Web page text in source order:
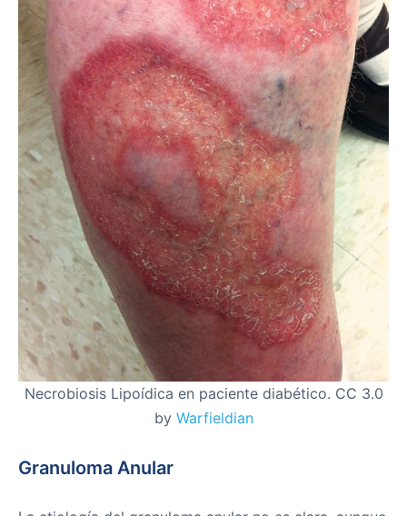
Necrobiosis Lipoídica en paciente diabético. CC 3.0
by Warfieldian
Granuloma Anular